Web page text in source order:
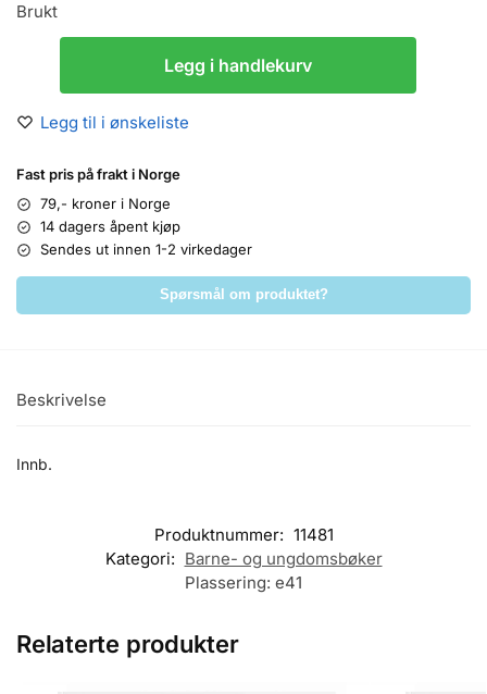
Brukt
Legg i handlekurv
Legg til i ønskeliste
Fast pris på frakt i Norge
79,- kroner i Norge
14 dagers åpent kjøp
Sendes ut innen 1-2 virkedager
Spørsmål om produktet?
Beskrivelse
Innb.
Produktnummer: 11481
Kategori: Barne- og ungdomsbøker
Plassering: e41
Relaterte produkter